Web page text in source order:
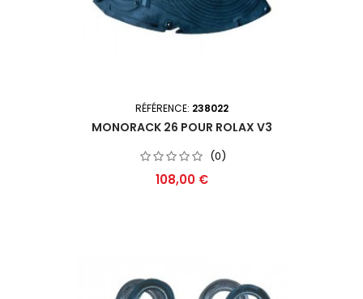
RÉFÉRENCE: 238022
MONORACK 26 POUR ROLAX V3
(0)
Prix
108,00 €